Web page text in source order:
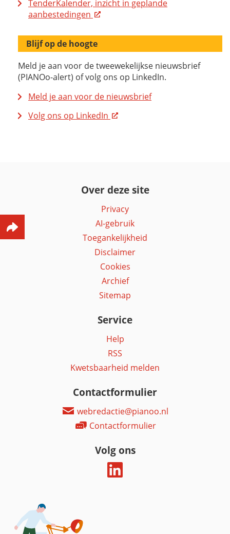
TenderKalender, inzicht in geplande
aanbestedingen
Blijf op de hoogte
Meld je aan voor de tweewekelijkse nieuwsbrief
(PIANOo-alert) of volg ons op LinkedIn.
Meld je aan voor de nieuwsbrief
Volg ons op LinkedIn
Over deze site
Privacy
AI-gebruik
Toegankelijkheid
Disclaimer
Cookies
Archief
Sitemap
Service
Help
RSS
Kwetsbaarheid melden
Contactformulier
webredactie@pianoo.nl
Contactformulier
Volg ons